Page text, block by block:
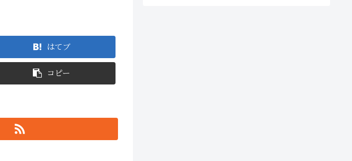
はてブ
コピー